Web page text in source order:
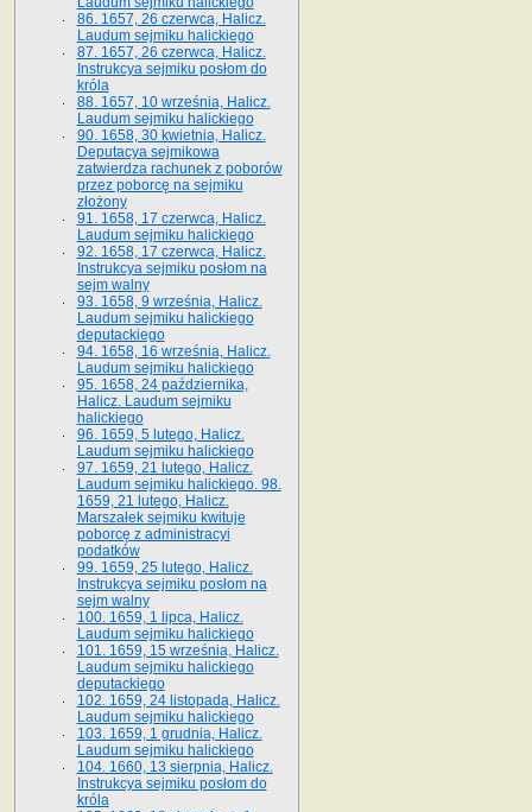
86. 1657, 26 czerwca, Halicz.
Laudum sejmiku halickiego
87. 1657, 26 czerwca, Halicz.
Instrukcya sejmiku posłom do
króla
88. 1657, 10 września, Halicz.
Laudum sejmiku halickiego
90. 1658, 30 kwietnia, Halicz.
Deputacya sejmikowa
zatwierdza rachunek z poborów
przez poborcę na sejmiku
złożony
91. 1658, 17 czerwca, Halicz.
Laudum sejmiku halickiego
92. 1658, 17 czerwca, Halicz.
Instrukcya sejmiku posłom na
sejm walny
93. 1658, 9 września, Halicz.
Laudum sejmiku halickiego
deputackiego
94. 1658, 16 września, Halicz.
Laudum sejmiku halickiego
95. 1658, 24 października,
Halicz. Laudum sejmiku
halickiego
96. 1659, 5 lutego, Halicz.
Laudum sejmiku halickiego
97. 1659, 21 lutego, Halicz.
Laudum sejmiku halickiego. 98.
1659, 21 lutego, Halicz.
Marszałek sejmiku kwituje
poborcę z administracyi
podatków
99. 1659, 25 lutego, Halicz.
Instrukcya sejmiku posłom na
sejm walny
100. 1659, 1 lipca, Halicz.
Laudum sejmiku halickiego
101. 1659, 15 września, Halicz.
Laudum sejmiku halickiego
deputackiego
102. 1659, 24 listopada, Halicz.
Laudum sejmiku halickiego
103. 1659, 1 grudnia, Halicz.
Laudum sejmiku halickiego
104. 1660, 13 sierpnia, Halicz.
Instrukcya sejmiku posłom do
króla